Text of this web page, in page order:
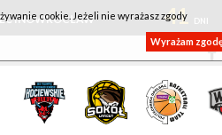
INOWROCŁAW 41
cookie. Jeżeli nie wyrażasz zgody
Wyrażam